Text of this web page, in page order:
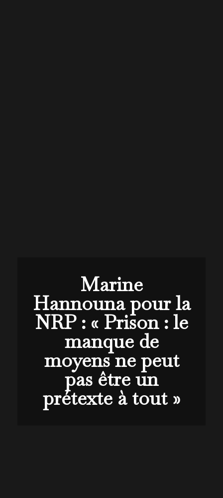
Marine
Hannouna pour la
NRP : « Prison : le
manque de
moyens ne peut
pas être un
prétexte à tout »